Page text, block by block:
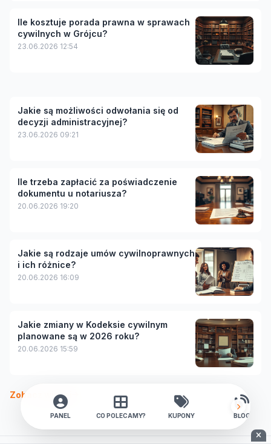
Ile kosztuje porada prawna w sprawach
cywilnych w Grójcu?
23.06.2026 12:54
Jakie są możliwości odwołania się od
decyzji administracyjnej?
23.06.2026 09:21
Ile trzeba zapłacić za poświadczenie
dokumentu u notariusza?
20.06.2026 19:20
Jakie są rodzaje umów cywilnoprawnych
i ich różnice?
20.06.2026 16:09
Jakie zmiany w Kodeksie cywilnym
planowane są w 2026 roku?
20.06.2026 15:59
Zobacz więcej
PANEL CO POLECAMY? KUPONY BLOG